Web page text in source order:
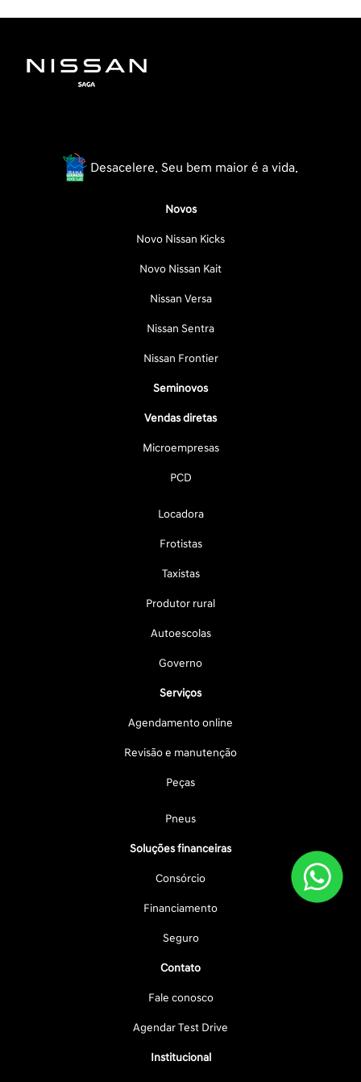
Desacelere. Seu bem maior é a vida.
Novos
Novo Nissan Kicks
Novo Nissan Kait
Nissan Versa
Nissan Sentra
Nissan Frontier
Seminovos
Vendas diretas
Microempresas
PCD
Locadora
Frotistas
Taxistas
Produtor rural
Autoescolas
Governo
Serviços
Agendamento online
Revisão e manutenção
Peças
Pneus
Soluções financeiras
Consórcio
Financiamento
Seguro
Contato
Fale conosco
Agendar Test Drive
Institucional